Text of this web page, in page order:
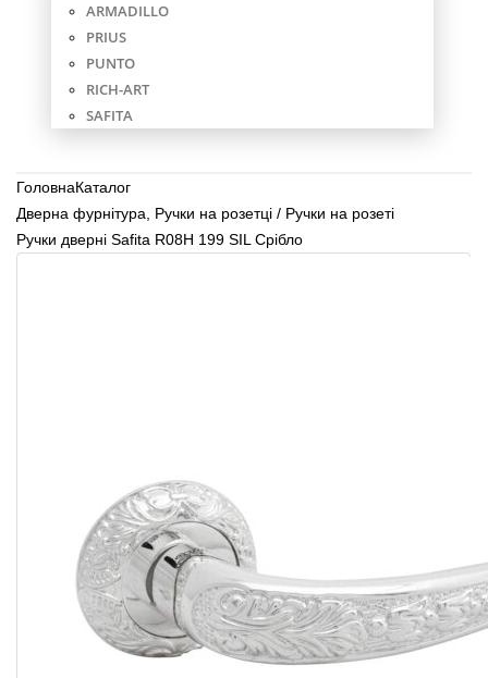
ARMADILLO
PRIUS
PUNTO
RICH-ART
SAFITA
ГоловнаКаталог
Дверна фурнітура
Ручки на розетці / Ручки на розеті
Ручки дверні Safita R08H 199 SIL Срібло